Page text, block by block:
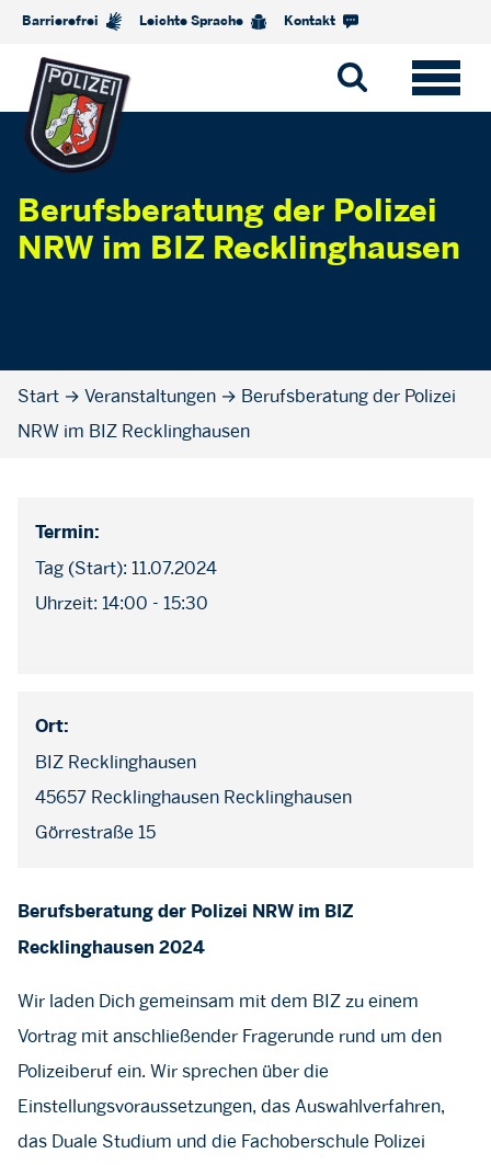
Barrierefrei Leichte Sprache Kontakt
Berufsberatung der Polizei
NRW im BIZ Recklinghausen
Start → Veranstaltungen → Berufsberatung der Polizei
NRW im BIZ Recklinghausen
Termin:
Tag (Start): 11.07.2024
Uhrzeit: 14:00 - 15:30
Ort:
BIZ Recklinghausen
45657 Recklinghausen Recklinghausen
Görrestraße 15
Berufsberatung der Polizei NRW im BIZ
Recklinghausen 2024
Wir laden Dich gemeinsam mit dem BIZ zu einem
Vortrag mit anschließender Fragerunde rund um den
Polizeiberuf ein. Wir sprechen über die
Einstellungsvoraussetzungen, das Auswahlverfahren,
das Duale Studium und die Fachoberschule Polizei